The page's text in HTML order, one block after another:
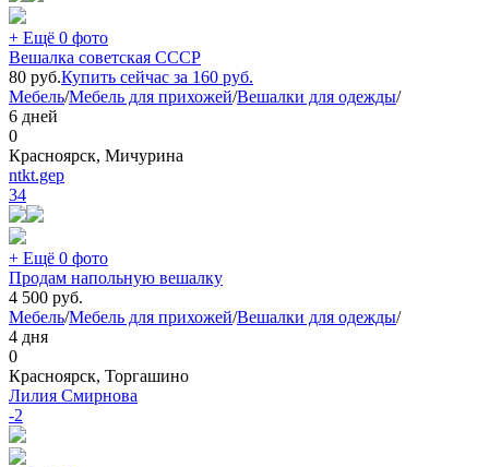
+ Ещё 0 фото
Вешалка советская СССР
80 руб.Купить сейчас за 160 руб.
Мебель/Мебель для прихожей/Вешалки для одежды/
6 дней
0
Красноярск, Мичурина
ntkt.gep
34
+ Ещё 0 фото
Продам напольную вешалку
4 500 руб.
Мебель/Мебель для прихожей/Вешалки для одежды/
4 дня
0
Красноярск, Торгашино
Лилия Смирнова
-2